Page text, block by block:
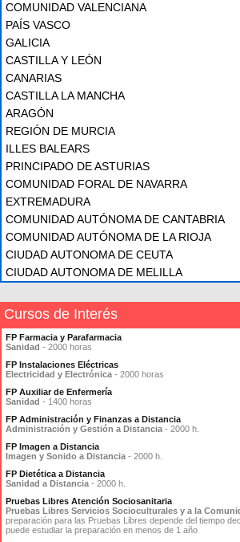
COMUNIDAD VALENCIANA
PAÍS VASCO
GALICIA
CASTILLA Y LEÓN
CANARIAS
CASTILLA LA MANCHA
ARAGÓN
REGIÓN DE MURCIA
ILLES BALEARS
PRINCIPADO DE ASTURIAS
COMUNIDAD FORAL DE NAVARRA
EXTREMADURA
COMUNIDAD AUTÓNOMA DE CANTABRIA
COMUNIDAD AUTÓNOMA DE LA RIOJA
CIUDAD AUTONOMA DE CEUTA
CIUDAD AUTONOMA DE MELILLA
Cursos de Interés
FP Farmacia y Parafarmacia
Sanidad - 2000 horas
FP Instalaciones Eléctricas
Electricidad y Electrónica - 2000 horas
FP Auxiliar de Enfermería
Sanidad - 1400 horas
FP Administración y Finanzas a Distancia
Administración y Gestión a Distancia - 2000 h.
FP Imagen a Distancia
Imagen y Sonido a Distancia - 2000 h.
FP Dietética a Distancia
Sanidad a Distancia - 2000 h.
Pruebas Libres Atención Sociosanitaria
Pruebas Libres Servicios Socioculturales y a la
preparación para las Pruebas Libres depende del tiempo
puede estudiar la preparación en menos de 1 año